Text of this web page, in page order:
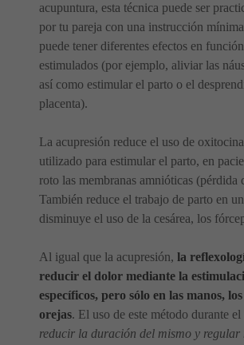
acupuntura, esta técnica puede ser
por tu pareja con una instrucción
puede tener diferentes efectos en
estimulados (por ejemplo, aliviar las
así como estimular el parto o el
placenta).
La acupresión reduce el uso de
utilizado para estimular el parto, en
roto las membranas amnióticas (pérdida
También reduce el trabajo de parto en
disminuye el uso de la cesárea, los
Al igual que la acupresión, la
reducir el dolor mediante la
específicos, pero sólo en las manos,
orejas. El uso de este método durante
reducir la duración del mismo y regular